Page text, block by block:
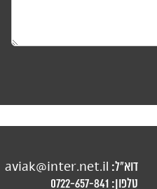
דוא"ל: aviak@inter.net.il
טלפון: 0722-657-841